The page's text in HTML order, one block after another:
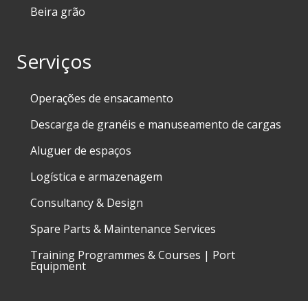
Beira grão
Serviços
Operações de ensacamento
Descarga de granéis e manuseamento de cargas
Aluguer de espaços
Logística e armazenagem
Consultancy & Design
Spare Parts & Maintenance Services
Training Programmes & Courses | Port
Equipment